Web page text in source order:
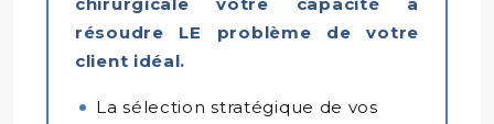
résoudre LE problème de votre
client idéal.
La sélection stratégique de vos